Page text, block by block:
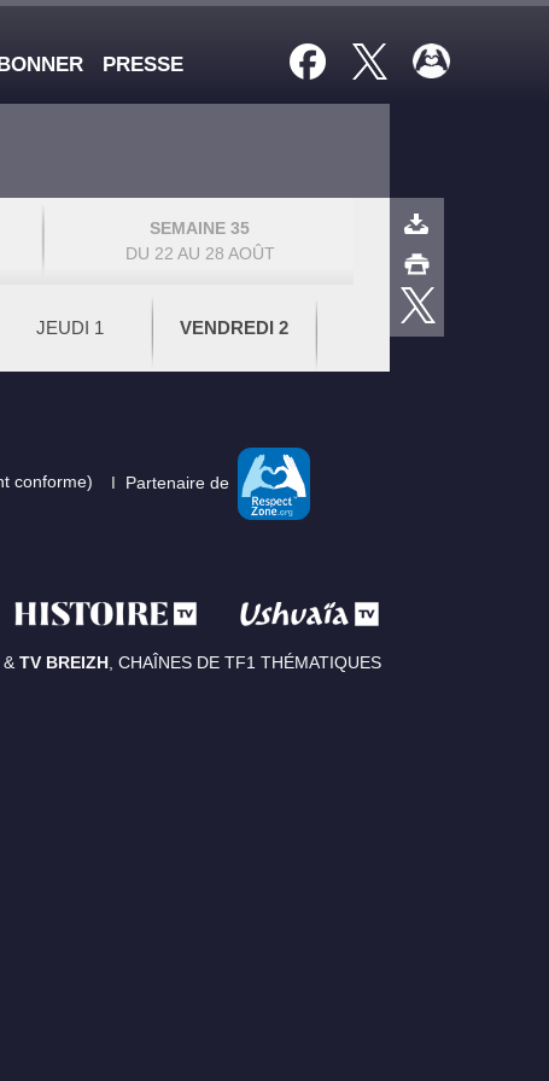
PRESSE
SEMAINE 35
DU 22 AU 28 AOÛT
JEUDI 1 VENDREDI 2
conforme) Partenaire de
TV BREIZH, CHAÎNES DE TF1 THÉMATIQUES